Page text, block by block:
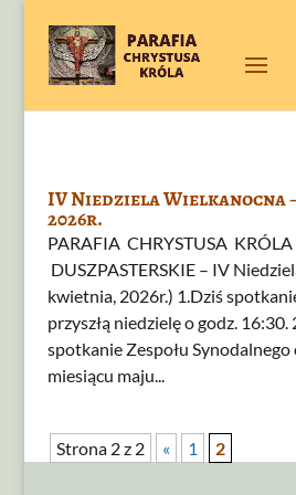
IV Niedziela Wielkanocna
2026r.
PARAFIA CHRYSTUSA
DUSZPASTERSKIE – IV
kwietnia, 2026r.) 1.Dziś
przyszłą niedzielę o godz.
spotkanie Zespołu Synodalnego
miesiącu maju...
Strona 2 z 2 « 1 2